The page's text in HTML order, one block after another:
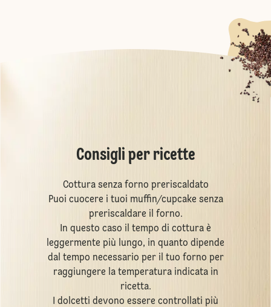
Consigli per ricette
Cottura senza forno preriscaldato
Puoi cuocere i tuoi muffin/cupcake senza
preriscaldare il forno.
In questo caso il tempo di cottura è
leggermente più lungo, in quanto dipende
dal tempo necessario per il tuo forno per
raggiungere la temperatura indicata in
ricetta.
I dolcetti devono essere controllati più